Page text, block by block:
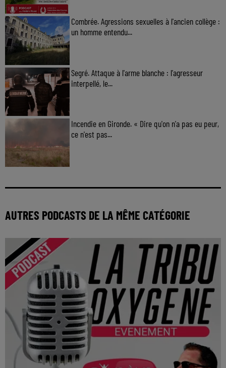
Combrée. Agressions sexuelles à l'ancien collège :
un homme entendu...
Segré. Attaque à l'arme blanche : l'agresseur
interpellé, le...
Incendie en Gironde. « Dire qu'on n'a pas eu peur,
ce n'est pas...
AUTRES PODCASTS DE LA MÊME CATÉGORIE